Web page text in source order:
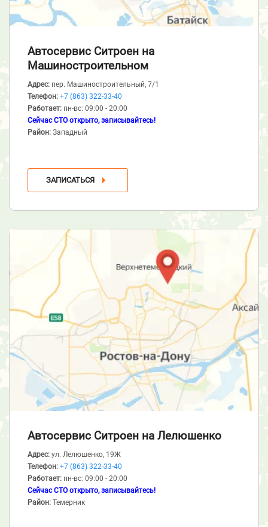
Автосервис Ситроен на
Машиностроительном
Адрес: пер. Машиностроительный, 7/1
Телефон: +7 (863) 322-33-40
Работает: пн-вс: 09:00 - 20:00
Сейчас СТО открыто, записывайтесь!
Район: Западный
ЗАПИСАТЬСЯ
Автосервис Ситроен на Лелюшенко
Адрес: ул. Лелюшенко, 19Ж
Телефон: +7 (863) 322-33-40
Работает: пн-вс: 09:00 - 20:00
Сейчас СТО открыто, записывайтесь!
Район: Темерник